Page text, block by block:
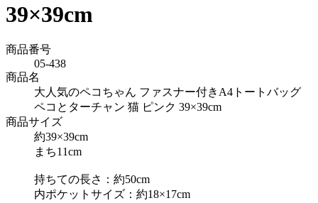
39×39cm
商品番号
05-438
商品名
大人気のペコちゃん ファスナー付きA4トートバッグ
ペコとターチャン 猫 ピンク 39×39cm
商品サイズ
約39×39cm
まち11cm
持ちての長さ：約50cm
内ポケットサイズ：約18×17cm